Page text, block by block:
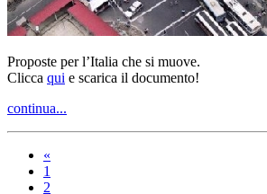
Proposte per l’Italia che si muove.
Clicca qui e scarica il documento!
continua...
«
1
2